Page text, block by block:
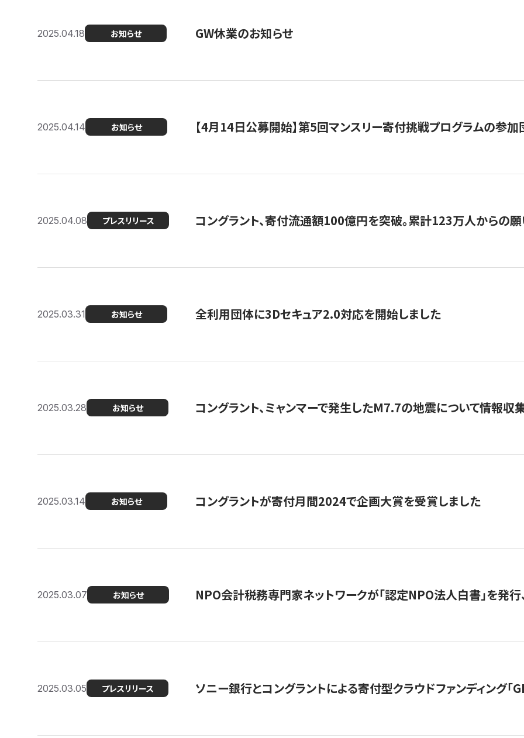
2025.04.18 お知らせ GW休業のお知らせ
2025.04.14 お知らせ 【4月14日公募開始】第5回マンスリー寄付挑戦プログラムの参
2025.04.08 プレスリリース コングラント、寄付流通額100億円を突破。累計123万人からの
2025.03.31 お知らせ 全利用団体に3Dセキュア2.0対応を開始しました
2025.03.28 お知らせ コングラント、ミャンマーで発生したM7.7の地震について情報収
2025.03.14 お知らせ コングラントが寄付月間2024で企画大賞を受賞しました
2025.03.07 お知らせ NPO会計税務専門家ネットワークが「認定NPO法人白書」を発
2025.03.05 プレスリリース ソニー銀行とコングラントによる寄付型クラウドファンディング